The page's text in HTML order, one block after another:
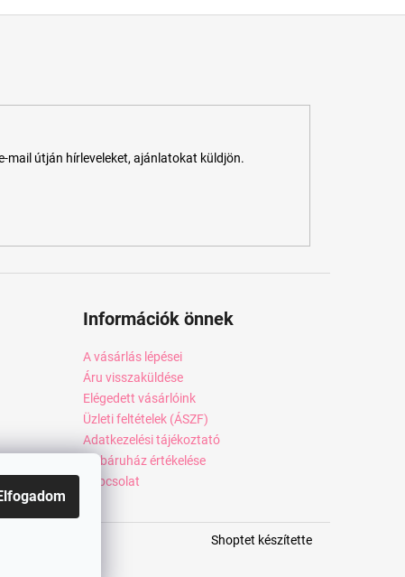
mail útján hírleveleket, ajánlatokat küldjön.
Információk önnek
A vásárlás lépései
Áru visszaküldése
Elégedett vásárlóink
Üzleti feltételek (ÁSZF)
Adatkezelési tájékoztató
Webáruház értékelése
Kapcsolat
Shoptet készítette